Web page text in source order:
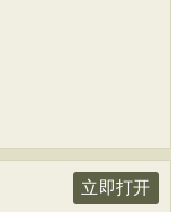
立即打开